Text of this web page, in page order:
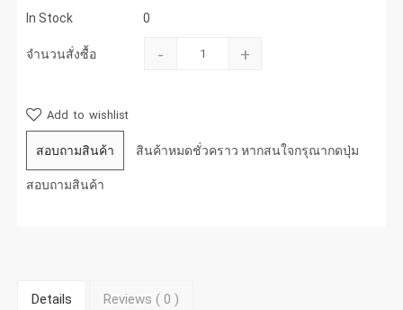
In Stock 0
จำนวนสั่งซื้อ - +
Add to wishlist
สอบถามสินค้า สินค้าหมดชั่วคราว หากสนใจกรุณากดปุ่ม
สอบถามสินค้า
Details Reviews ( 0)